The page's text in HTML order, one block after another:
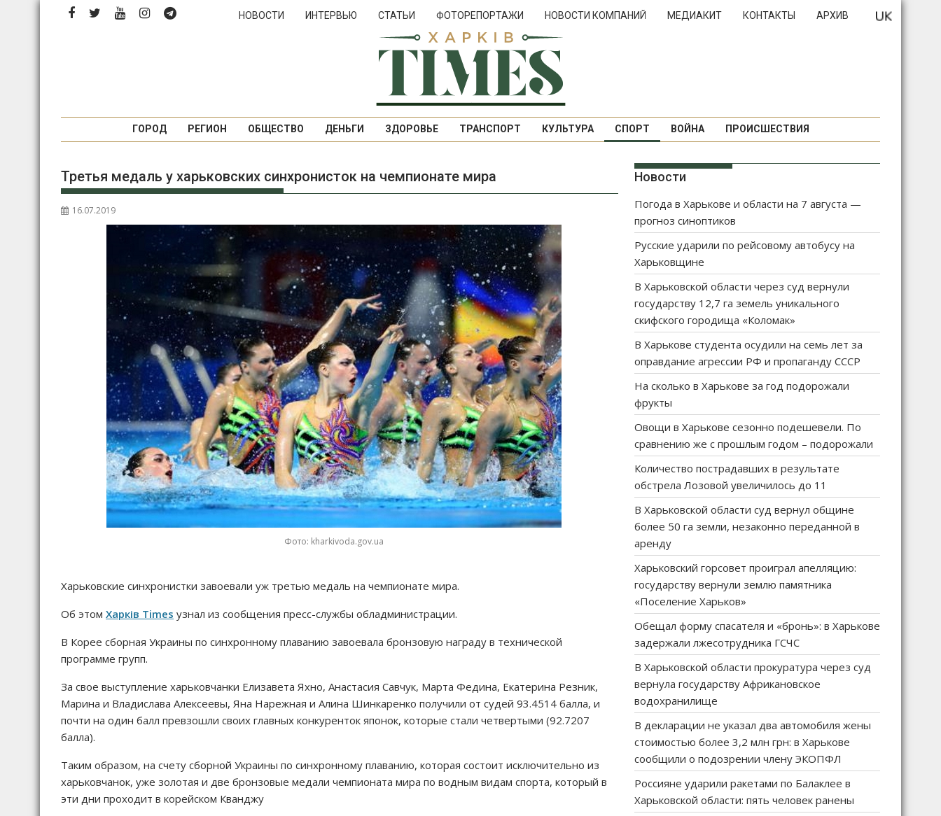
НОВОСТИ ИНТЕРВЬЮ СТАТЬИ ФОТОРЕПОРТАЖИ НОВОСТИ КОМПАНИЙ МЕДИАКИТ КОНТАКТЫ АРХИВ
ГОРОД РЕГИОН ОБЩЕСТВО ДЕНЬГИ ЗДОРОВЬЕ ТРАНСПОРТ КУЛЬТУРА СПОРТ ВОЙНА ПРОИСШЕСТВИЯ
Третья медаль у харьковских синхронисток на чемпионате мира
16.07.2019
Фото: kharkivoda.gov.ua
Харьковские синхронистки завоевали уж третью медаль на чемпионате мира.
Об этом Харків Times узнал из сообщения пресс-службы обладминистрации.
В Корее сборная Украины по синхронному плаванию завоевала бронзовую награду в технической
программе групп.
За свое выступление харьковчанки Елизавета Яхно, Анастасия Савчук, Марта Федина, Екатерина Резник,
Марина и Владислава Алексеевы, Яна Нарежная и Алина Шинкаренко получили от судей 93.4514 балла, и
почти на один балл превзошли своих главных конкуренток японок, которые стали четвертыми (92.7207
балла).
Таким образом, на счету сборной Украины по синхронному плаванию, которая состоит исключительно из
харьковчанок, уже золотая и две бронзовые медали чемпионата мира по водным видам спорта, который в
эти дни проходит в корейском Кванджу
Новости
Погода в Харькове и области на 7 августа —
прогноз синоптиков
Русские ударили по рейсовому автобусу на
Харьковщине
В Харьковской области через суд вернули
государству 12,7 га земель уникального
скифского городища «Коломак»
В Харькове студента осудили на семь лет за
оправдание агрессии РФ и пропаганду СССР
На сколько в Харькове за год подорожали
фрукты
Овощи в Харькове сезонно подешевели. По
сравнению же с прошлым годом – подорожали
Количество пострадавших в результате
обстрела Лозовой увеличилось до 11
В Харьковской области суд вернул общине
более 50 га земли, незаконно переданной в
аренду
Харьковский горсовет проиграл апелляцию:
государству вернули землю памятника
«Поселение Харьков»
Обещал форму спасателя и «бронь»: в Харькове
задержали лжесотрудника ГСЧС
В Харьковской области прокуратура через суд
вернула государству Африкановское
водохранилище
В декларации не указал два автомобиля жены
стоимостью более 3,2 млн грн: в Харькове
сообщили о подозрении члену ЭКОПФЛ
Россияне ударили ракетами по Балаклее в
Харьковской области: пять человек ранены